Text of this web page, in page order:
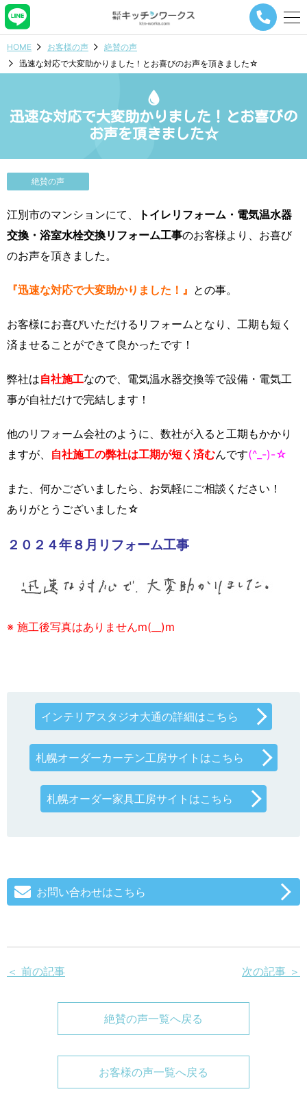
メ
ナ
ー
シ
ボ
HOME お客様の声
絶賛の声
迅速な対応で大変助かりました！とお喜びのお声を頂きました☆
迅速な対応で大変助かりました！とお喜びの
お声を頂きました☆
絶賛の声
江別市のマンションにて、
トイレリフォーム・電気温水器
交換・浴室水栓交換リフォーム工事のお客様より、お喜び
のお声を頂きました。
『迅速な対応で大変助かりました！』 との事。
お客様にお喜びいただけるリフォームとなり、工期も短く
済ませることができて良かったです！
弊社は自社施工なので、電気温水器交換等で設備・電気工
事が自社だけで完結します！
他のリフォーム会社のように、数社が入ると工期もかかり
ますが、 自社施工の弊社は工期が短く済むんです(^_-)-☆
また、何かございましたら、お気軽にご相談ください！
ありがとうございました☆
２０２４年８月リフォーム工事
※ 施工後写真はありませんm(__)m
インテリアスタジオ大通の詳細はこちら
札幌オーダーカーテン工房サイトはこちら
札幌オーダー家具工房サイトはこちら
お問い合わせはこちら
＜ 前の記事 次の記事 ＞
絶賛の声一覧へ戻る
お客様の声一覧へ戻る